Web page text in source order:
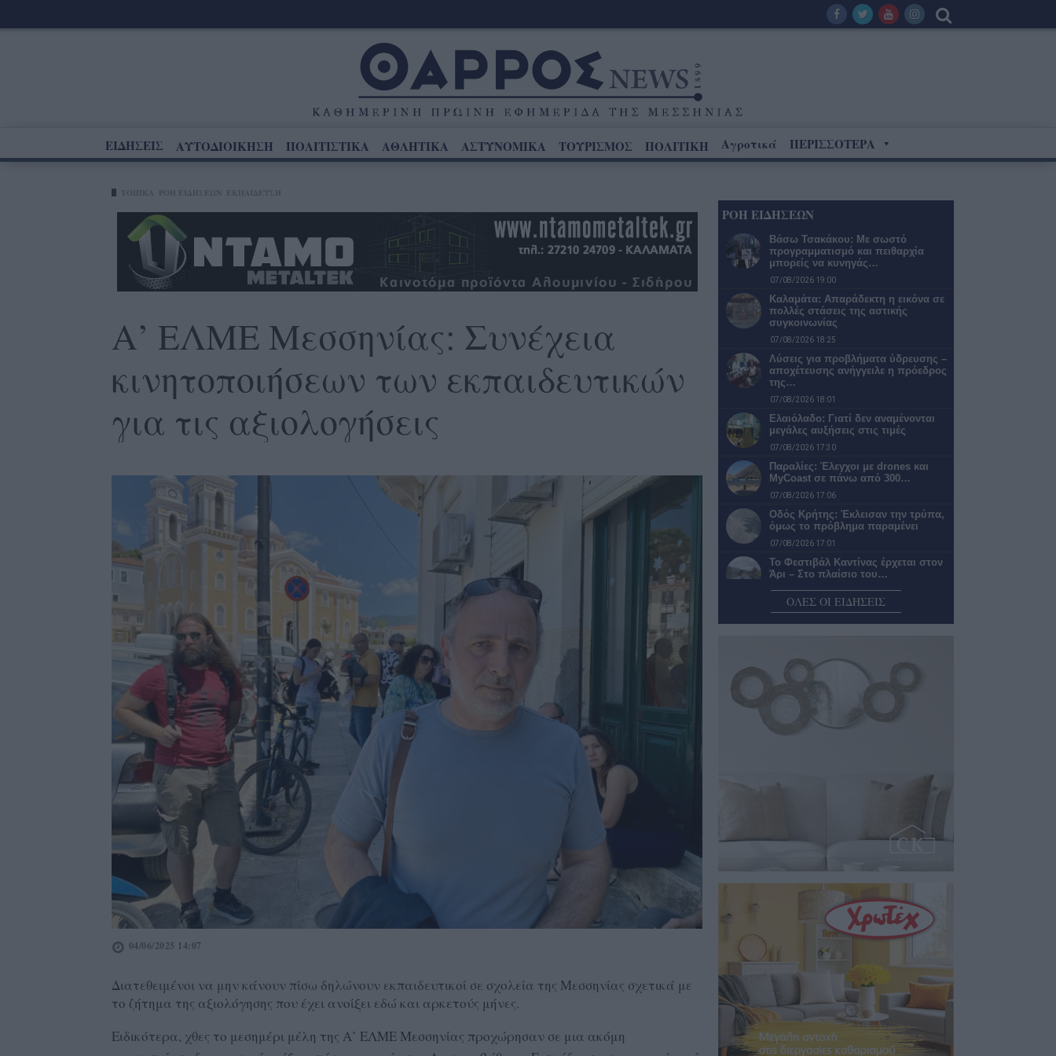
ΕΙΔΗΣΕΙΣ ΑΥΤΟΔΙΟΙΚΗΣΗ ΠΟΛΙΤΙΣΤΙΚΑ ΑΘΛΗΤΙΚΑ ΑΣΤΥΝΟΜΙΚΑ ΤΟΥΡΙΣΜΟΣ ΠΟΛΙΤΙΚΗ Αγροτικά ΠΕΡΙΣΣΟΤΕΡΑ
Α’ ΕΛΜΕ Μεσσηνίας: Συνέχεια
κινητοποιήσεων των εκπαιδευτικών
για τις αξιολογήσεις
04/06/2025 14:07
Διατεθειμένοι να μην κάνουν πίσω δηλώνουν εκπαιδευτικοί σε σχολεία της Μεσσηνίας σχετικά με
το ζήτημα της αξιολόγησης που έχει ανοίξει εδώ και αρκετούς μήνες.
Ειδικότερα, χθες το μεσημέρι μέλη της Α’ ΕΛΜΕ Μεσσηνίας προχώρησαν σε μια ακόμη
ΡΟΗ ΕΙΔΗΣΕΩΝ
Βάσω Τσακάκου: Με σωστό
προγραμματισμό και πειθαρχία
μπορείς να κυνηγάς…
07/08/2026 19:00
Καλαμάτα: Απαράδεκτη η εικόνα σε
πολλές στάσεις της αστικής
συγκοινωνίας
07/08/2026 18:25
Λύσεις για προβλήματα ύδρευσης –
αποχέτευσης ανήγγειλε η πρόεδρος
της…
07/08/2026 18:01
Ελαιόλαδο: Γιατί δεν αναμένονται
μεγάλες αυξήσεις στις τιμές
07/08/2026 17:30
Παραλίες: Έλεγχοι με drones και
MyCoast σε πάνω από 300…
07/08/2026 17:06
Οδός Κρήτης: Έκλεισαν την τρύπα,
όμως το πρόβλημα παραμένει
07/08/2026 17:01
Το Φεστιβάλ Καντίνας έρχεται στον
Άρι – Στο πλαίσιο του…
07/08/2026 16:50
Θα αλλάξει κάτι;
Ασπροχώματος
07/08/2026 15:15
ΟΛΕΣ ΟΙ ΕΙΔΗΣΕΙΣ